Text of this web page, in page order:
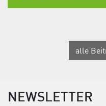
alle
NEWSLETTER